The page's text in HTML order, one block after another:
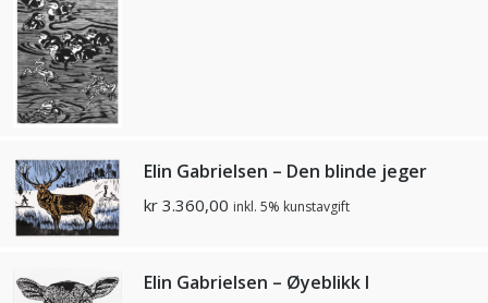
Elin Gabrielsen – Den blinde jeger
kr 3.360,00 inkl. 5% kunstavgift
Elin Gabrielsen – Øyeblikk I